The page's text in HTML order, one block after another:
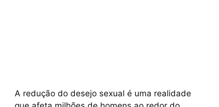
A redução do desejo sexual é uma realidade